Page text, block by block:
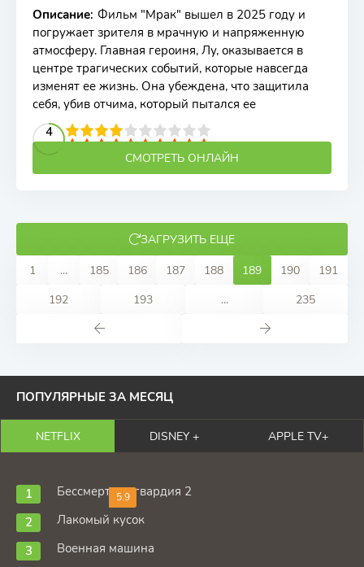
Описание: Фильм "Мрак" вышел в 2025 году и
погружает зрителя в мрачную и напряженную
атмосферу. Главная героиня, Лу, оказывается в
центре трагических событий, которые навсегда
изменят ее жизнь. Она убеждена, что защитила
себя, убив отчима, который пытался ее
4
4 5 6 7 8 9 10
СМОТРЕТЬ ОНЛАЙН
ЗАГРУЗИТЬ ЕЩЕ
1
... 185 186 187 188 189 190
191
192
193 ... 235
ПОПУЛЯРНЫЕ ЗА МЕСЯЦ
NETFLIX DISNEY + APPLE TV+
5.9
Бессмертная гвардия 2
Лакомый кусок
Военная машина